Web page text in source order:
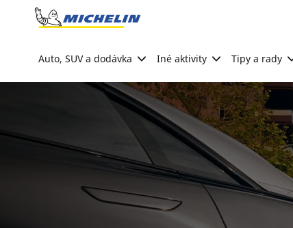
Go to page content
Auto, SUV a dodávka Iné aktivity Tipy a rady